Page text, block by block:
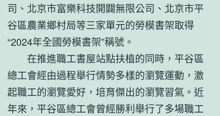
司、北京市富樂科技開闢無限公司、北京市平
谷區農業鄉村局等三家單元的勞模書架取得
“2024年全國勞模書架”稱號。
在推進職工書屋站點扶植的同時，平谷區
總工會經由過程舉行情勢多樣的瀏覽運動，激
起職工的瀏覽愛好，培育傑出的瀏覽習氣。近
年來，平谷區總工會曾經勝利舉行了多場職工